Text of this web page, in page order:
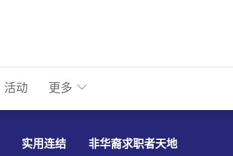
活动 更多
实用连结 非华裔求职者天地